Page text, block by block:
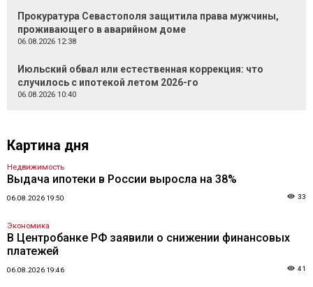
Прокуратура Севастополя защитила права мужчины,
проживающего в аварийном доме
06.08.2026 12:38
Июльский обвал или естественная коррекция: что
случилось с ипотекой летом 2026-го
06.08.2026 10:40
Картина дня
Недвижимость
Выдача ипотеки в России выросла на 38%
06.08.2026 19:50 33
Экономика
В Центробанке РФ заявили о снижении финансовых
платежей
06.08.2026 19:46 41